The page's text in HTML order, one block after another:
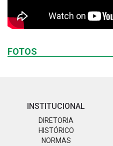
FOTOS
INSTITUCIONAL
DIRETORIA
HISTÓRICO
NORMAS